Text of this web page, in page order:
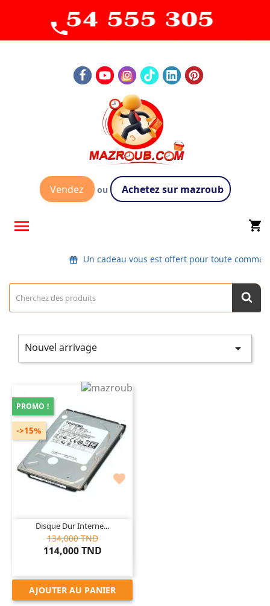
Vendez ou Achetez sur mazroub
 shopping_cart
Un cadeau vous est offert pour toute
Nouvel arrivage 

Disque Dur Interne...
134,000 TND
114,000 TND
->15%
PROMO !
AJOUTER AU PANIER